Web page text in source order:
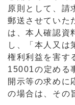
原則として、請
郵送させていた
は、本人確認資
し、「本人又は
権利利益を害す
15001の定める
開示等の求めに
の場合は、その